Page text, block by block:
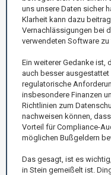
uns unsere Daten sicher
Klarheit kann dazu
Vernachlässigungen bei
verwendeten Software zu
Ein weiterer Gedanke ist,
auch besser
regulatorische
insbesondere Finanzen
Richtlinien zum
nachweisen können,
Vorteil für Compliance-
möglichen Bußgeldern
Das gesagt, ist es
in Stein gemeißelt ist.